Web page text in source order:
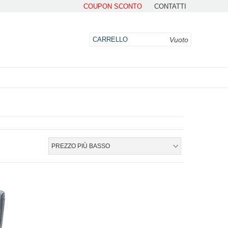
COUPON SCONTO CONTATTI
CARRELLO Vuoto
PREZZO PIÙ BASSO